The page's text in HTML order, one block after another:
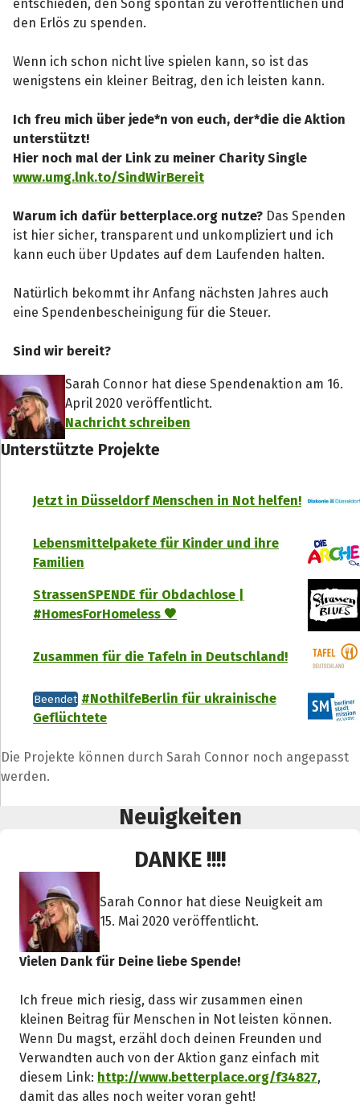
entschieden, den Song spontan zu veröffentlichen und
den Erlös zu spenden.
Wenn ich schon nicht live spielen kann, so ist das
wenigstens ein kleiner Beitrag, den ich leisten kann.
Ich freu mich über jede*n von euch, der*die die Aktion
unterstützt!
Hier noch mal der Link zu meiner Charity Single
www.umg.lnk.to/SindWirBereit
Warum ich dafür betterplace.org nutze? Das Spenden
ist hier sicher, transparent und unkompliziert und ich
kann euch über Updates auf dem Laufenden halten.
Natürlich bekommt ihr Anfang nächsten Jahres auch
eine Spendenbescheinigung für die Steuer.
Sind wir bereit?
Sarah Connor hat diese Spendenaktion am 16.
April 2020 veröffentlicht.
Nachricht schreiben
Unterstützte Projekte
Jetzt in Düsseldorf Menschen in Not helfen!
Lebensmittelpakete für Kinder und ihre
Familien
StrassenSPENDE für Obdachlose |
#HomesForHomeless 🖤
Zusammen für die Tafeln in Deutschland!
Beendet #NothilfeBerlin für ukrainische
Geflüchtete
Die Projekte können durch Sarah Connor noch angepasst
werden.
Neuigkeiten
DANKE !!!!
Sarah Connor hat diese Neuigkeit am
15. Mai 2020 veröffentlicht.
Vielen Dank für Deine liebe Spende!
Ich freue mich riesig, dass wir zusammen einen
kleinen Beitrag für Menschen in Not leisten können.
Wenn Du magst, erzähl doch deinen Freunden und
Verwandten auch von der Aktion ganz einfach mit
diesem Link: http://www.betterplace.org/f34827,
damit das alles noch weiter voran geht!
Teile die Spendenaktion
Hilf mit noch mehr Spenden zu sammeln!
Facebook WhatsApp Messenger